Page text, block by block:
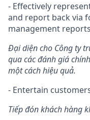
- Effectively
and report back via
management
Đại diện cho Công ty
qua các đánh giá
một cách hiệu quả.
- Entertain
Tiếp đón khách hàng